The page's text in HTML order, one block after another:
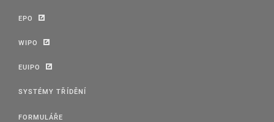
EPO
WIPO
EUIPO
SYSTÉMY TŘÍDĚNÍ
FORMULÁŘE